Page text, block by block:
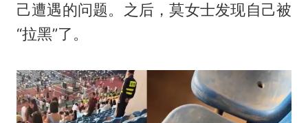
己遭遇的问题。之后，莫女士发现自己被
“拉黑”了。